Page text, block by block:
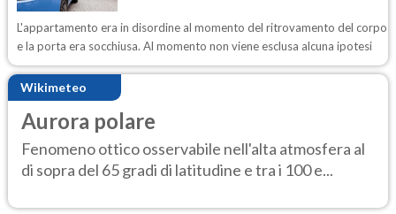
L'appartamento era in disordine al momento del ritrovamento del corpo
e la porta era socchiusa. Al momento non viene esclusa alcuna ipotesi
Wikimeteo
Aurora polare
Fenomeno ottico osservabile nell'alta atmosfera al
di sopra del 65 gradi di latitudine e tra i 100 e...